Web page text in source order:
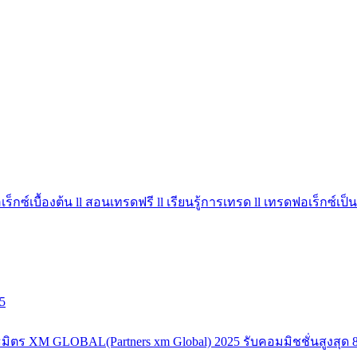
เร็กซ์เบื้องต้น ll สอนเทรดฟรี ll เรียนรู้การเทรด ll เทรดฟอเร็กซ์เป็
XM GLOBAL(Partners xm Global) 2025 รับคอมมิชชั่นสูงสุด